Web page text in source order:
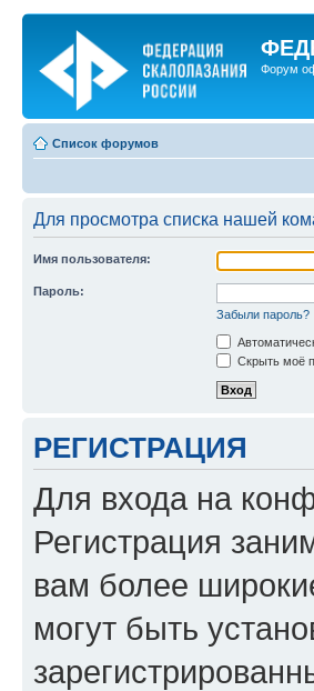
Форум
Список форумов
Для просмотра списка нашей
Имя пользователя:
Пароль:
Забыли пароль?
Скрыть моё
РЕГИСТРАЦИЯ
Для входа на
Регистрация
вам более
могут быть